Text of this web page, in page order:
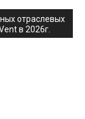
отраслевых
в 2026г.